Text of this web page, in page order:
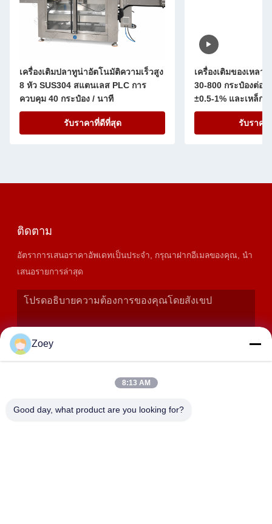
เครื่องเติมปลาทูน่าอัตโนมัติความเร็วสูง
8 หัว SUS304 สแตนเลส PLC การ
ควบคุม 40 กระป๋อง / นาที
รับราคาที่ดีที่สุด
เครื่องเติมของเหล
30-800 กระป๋องต่อ
±0.5-1% และเหล็กไ
304/316L
รับราคา
ติดตาม
อัตราการเสนอราคาอัพเดทเป็นประจํา, กรุณาฝากอีเมลของคุณ, นํา
เสนอรายการล่าสุด
เสนอ
Zoey
8:13 AM
Good day, what product are you looking for?